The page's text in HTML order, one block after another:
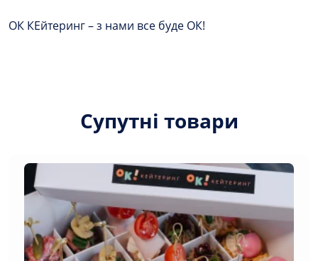
ОК КЕйтеринг – з нами все буде ОК!
Супутні товари